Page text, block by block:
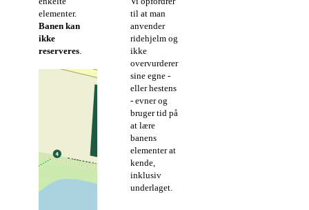
elementer.
Banen kan
ikke
reserveres.
til at man
anvender
ridehjelm og
ikke
overvurderer
sine egne -
eller hestens
- evner og
bruger tid på
at lære
banens
elementer at
kende,
inklusiv
underlaget.